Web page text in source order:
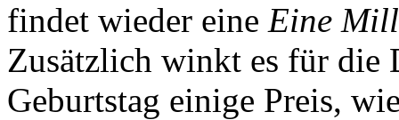
findet wieder eine Eine
Zusätzlich winkt es für die
Geburtstag einige Preis,